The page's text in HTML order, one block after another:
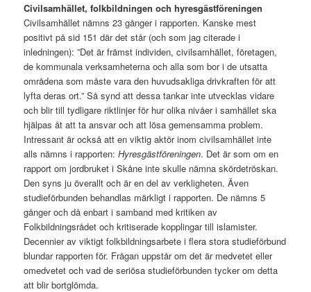
Civilsamhället, folkbildningen och hyresgästföreningen
Civilsamhället nämns 23 gånger i rapporten. Kanske mest
positivt på sid 151 där det står (och som jag citerade i
inledningen): ”Det är främst individen, civilsamhället, företagen,
de kommunala verksamheterna och alla som bor i de utsatta
områdena som måste vara den huvudsakliga drivkraften för att
lyfta deras ort.” Så synd att dessa tankar inte utvecklas vidare
och blir till tydligare riktlinjer för hur olika nivåer i samhället ska
hjälpas åt att ta ansvar och att lösa gemensamma problem.
Intressant är också att en viktig aktör inom civilsamhället inte
alls nämns i rapporten:Hyresgästföreningen. Det är som om en
rapport om jordbruket i Skåne inte skulle nämna skördetröskan.
Den syns ju överallt och är en del av verkligheten. Även
studieförbunden behandlas märkligt i rapporten. De nämns 5
gånger och då enbart i samband med kritiken av
Folkbildningsrådet och kritiserade kopplingar till islamister.
Decennier av viktigt folkbildningsarbete i flera stora studieförbund
blundar rapporten för. Frågan uppstår om det är medvetet eller
omedvetet och vad de seriösa studieförbunden tycker om detta
att blir bortglömda.